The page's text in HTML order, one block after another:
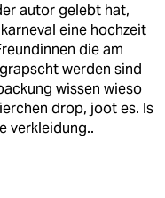
autor gelebt hat,
eine hochzeit
die am
werden sind
wissen wieso
drop, joot es. Is
verkleidung..